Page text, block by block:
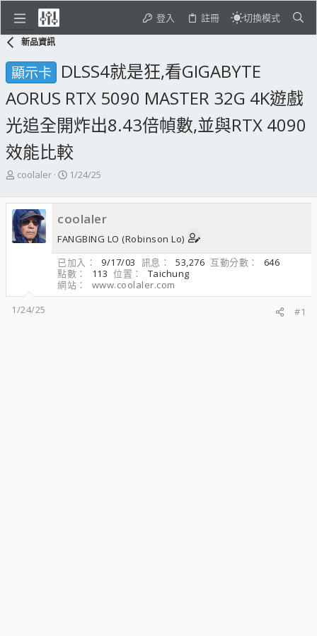
登入 註冊 切換模式
新品資訊
顯示卡 DLSS4就是狂,看GIGABYTE
AORUS RTX 5090 MASTER 32G 4K遊戲
光追全開炸出8.43倍幀數,並與RTX 4090
效能比較
主
發
起
人
coolaler
開
日
期
1/24/25
coolaler
FANGBING LO (Robinson Lo)
已加入
9/17/03 訊息 53,276 互動分數
646
點數
113 位置
Taichung
網站
www.coolaler.com
1/24/25
#1